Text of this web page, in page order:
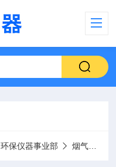
环保仪器事业部 烟气分析仪